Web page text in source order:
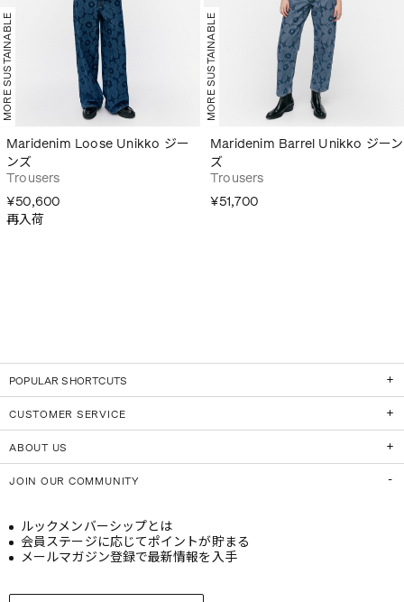
MORE SUSTAINABLE
Maridenim Loose Unikko ジー
ンズ
Trousers
¥50,600
再入荷
MORE SUSTAINABLE
Maridenim Barrel Unikko ジーン
ズ
Trousers
¥51,700
POPULAR SHORTCUTS
CUSTOMER SERVICE
ABOUT US
JOIN OUR COMMUNITY
ルックメンバーシップとは
会員ステージに応じてポイントが貯まる
メールマガジン登録で最新情報を入手